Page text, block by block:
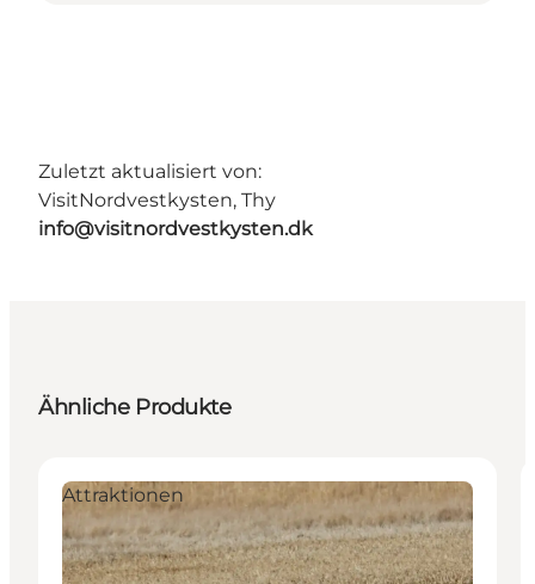
Zuletzt aktualisiert von:
VisitNordvestkysten, Thy
info@visitnordvestkysten.dk
Ähnliche Produkte
Attraktionen